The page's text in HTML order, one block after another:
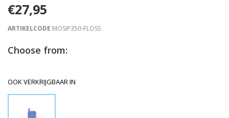
€27,95
ARTIKELCODE MOSIP350-FLOSS
Choose from:
OOK VERKRIJGBAAR IN